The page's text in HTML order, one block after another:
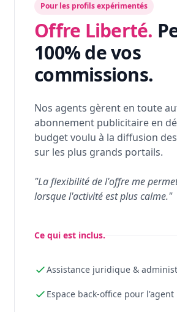
Pour les profils expérimentés
Offre Liberté.
100% de vos
commissions.
Nos agents gèrent en toute
abonnement publicitaire en
budget voulu à la diffusion
sur les plus grands portails.
"La flexibilité de l'offre me
lorsque l'activité est plus calme."
Ce qui est inclus.
Assistance juridique &
Espace back-office pour l'agent